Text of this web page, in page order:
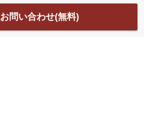
お問い合わせ(無料)